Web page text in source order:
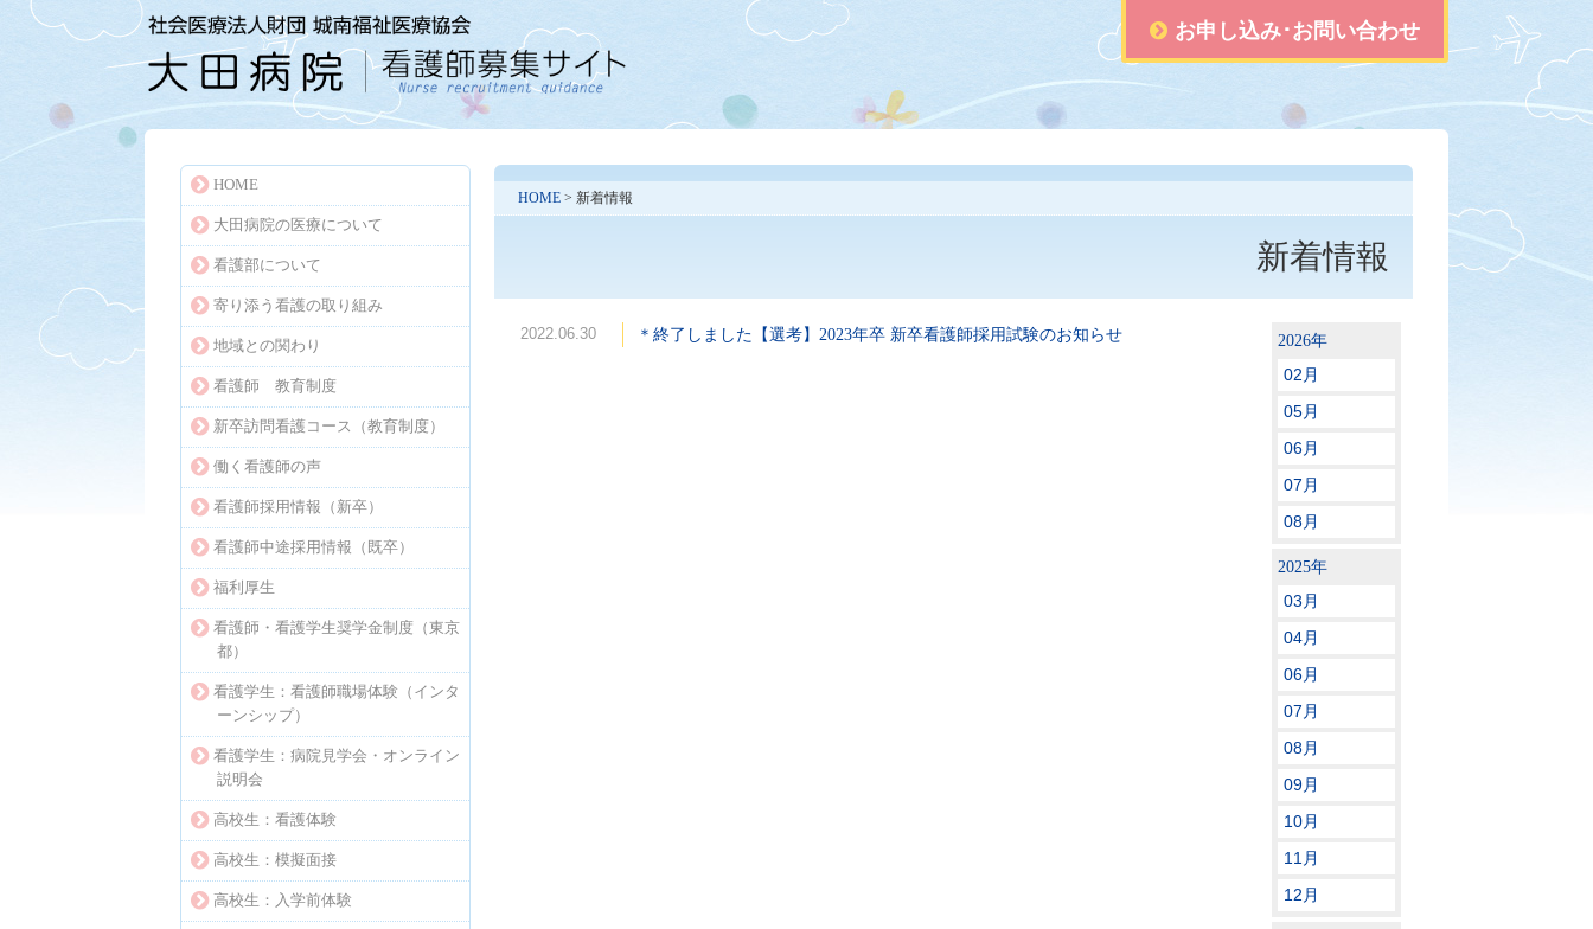
お申し込み･お問い合わせ
HOME > 新着情報
新着情報
2022.06.30 ＊終了しました【選考】2023年卒 新卒看護師採用試験のお知らせ 2026年
02月
05月
06月
07月
08月
2025年
03月
04月
06月
07月
08月
09月
10月
11月
12月
HOME
大田病院の医療について
看護部について
寄り添う看護の取り組み
地域との関わり
看護師 教育制度
新卒訪問看護コース（教育制度）
働く看護師の声
看護師採用情報（新卒）
看護師中途採用情報（既卒）
福利厚生
看護師・看護学生奨学金制度（東京
都）
看護学生：看護師職場体験（インタ
ーンシップ）
看護学生：病院見学会・オンライン
説明会
高校生：看護体験
高校生：模擬面接
高校生：入学前体験